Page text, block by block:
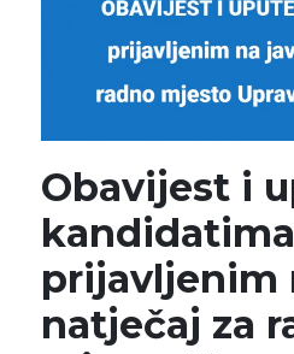
Obavijest i
kandidatima
prijavljenim
natječaj za